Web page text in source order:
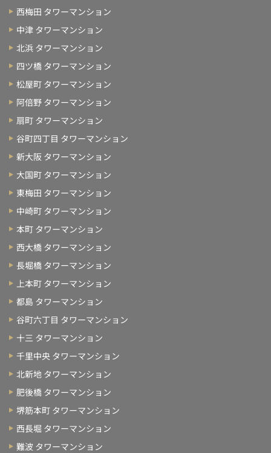
西梅田 タワーマンション
中津 タワーマンション
北浜 タワーマンション
四ツ橋 タワーマンション
松屋町 タワーマンション
阿倍野 タワーマンション
扇町 タワーマンション
谷町四丁目 タワーマンション
新大阪 タワーマンション
大国町 タワーマンション
東梅田 タワーマンション
中崎町 タワーマンション
本町 タワーマンション
西大橋 タワーマンション
長堀橋 タワーマンション
上本町 タワーマンション
都島 タワーマンション
谷町六丁目 タワーマンション
十三 タワーマンション
千里中央 タワーマンション
北新地 タワーマンション
肥後橋 タワーマンション
堺筋本町 タワーマンション
西長堀 タワーマンション
難波 タワーマンション